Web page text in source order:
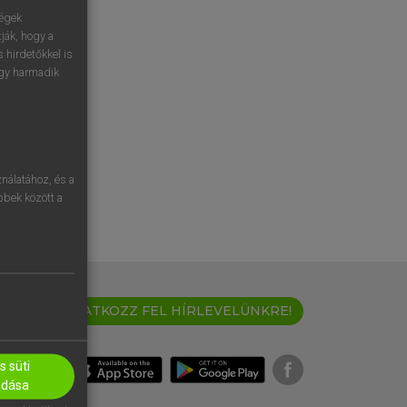
IRATKOZZ FEL HÍRLEVELÜNKRE!
hogy a
hirdetőkkel is
harmadik
és a
között a
süti